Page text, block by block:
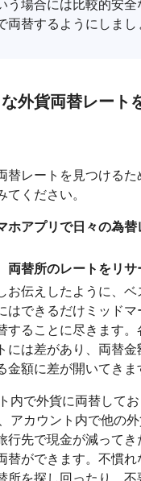
う場合には比較的安
両替するようにしまし
外貨両替レート
替レートを見つける
てください。
ホアプリで日々の為
両替所のレートをリ
お伝えしたように、
はできるだけミッドマ
することに尽きます
には差があり、両替
金額に差が開いてきま
内で外貨に両替して
アカウント内で他の
行先で現金が減って
替ができます。不慣
所を探し回ったり、